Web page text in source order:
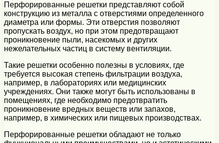
Перфорированные решетки представляют собой
конструкцию из металла с отверстиями определенного
диаметра или формы. Эти отверстия позволяют
пропускать воздух, но при этом предотвращают
проникновение пыли, насекомых и других
нежелательных частиц в систему вентиляции.
Такие решетки особенно полезны в условиях, где
требуется высокая степень фильтрации воздуха,
например, в лабораториях или медицинских
учреждениях. Они также могут быть использованы в
помещениях, где необходимо предотвратить
проникновение вредных веществ или запахов,
например, в химических или пищевых производствах.
Перфорированные решетки обладают не только